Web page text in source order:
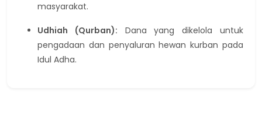
masyarakat.
Udhiah (Qurban): Dana yang dikelola untuk
pengadaan dan penyaluran hewan kurban pada
Idul Adha.